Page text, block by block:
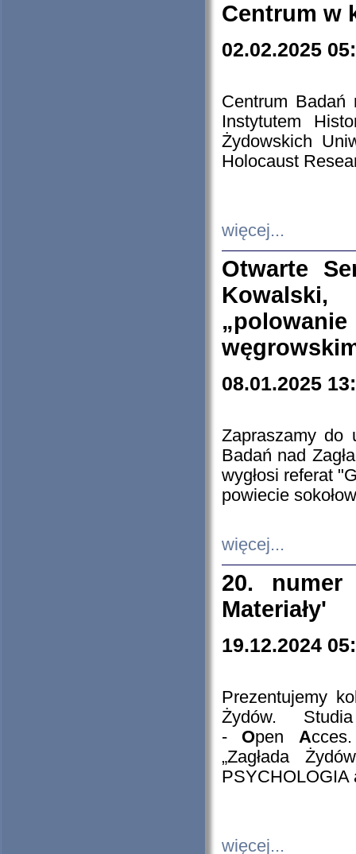
Centrum w
02.02.2025
Centrum Badań
Instytutem
Żydowskich
Holocaust
więcej...
Otwarte
08.01.2025
Zapraszamy do
Badań nad
wygłosi referat
powiecie
więcej...
20. numer
Materiały'
19.12.2024
Prezentujemy
Żydów.
- Open A
„Zagłada
PSYCHOLOGIA
więcej...